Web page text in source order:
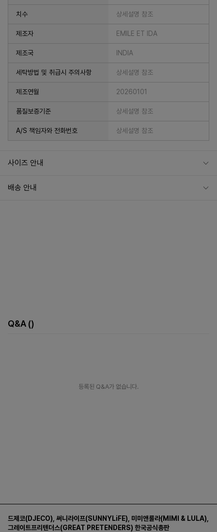
치수 상세설명 참조
제조자 EMILE ET IDA
제조국 INDIA
세탁방법 및 취급시 주의사항 상세설명 참조
제조연월 20260101
품질보증기준 상세설명 참조
A/S 책임자와 전화번호 상세설명 참조
사이즈 안내
배송 안내
Q&A ()
등록된 Q&A가 없습니다.
드제코(DJECO) 써니라이프(SUNNYLiFE) 미미앤룰라(MIMI & LULA)
그레이트프리텐더스(GREAT PRETENDERS) 한국공식총판